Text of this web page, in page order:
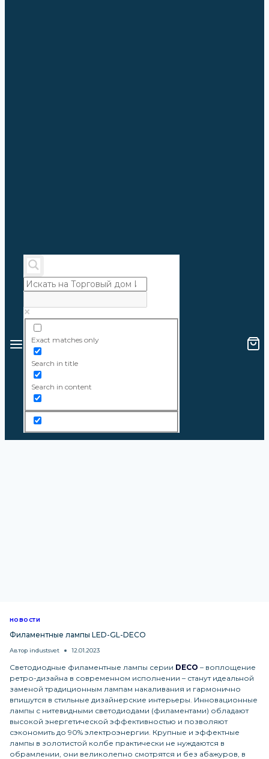
Exact matches only
Search in title
Search in content
НОВОСТИ
Филаментные лампы LED-GL-DECO
Автор industsvet 12.01.2023
Светодиодные филаментные лампы серии DECO – воплощение
ретро-дизайна в современном исполнении – станут идеальной
заменой традиционным лампам накаливания и гармонично
впишутся в стильные дизайнерские интерьеры. Инновационные
лампы с нитевидными светодиодами (филаментами) обладают
высокой энергетической эффективностью и позволяют
сэкономить до 90% электроэнергии. Крупные и эффектные
лампы в золотистой колбе практически не нуждаются в
обрамлении, они великолепно смотрятся и без абажуров, в